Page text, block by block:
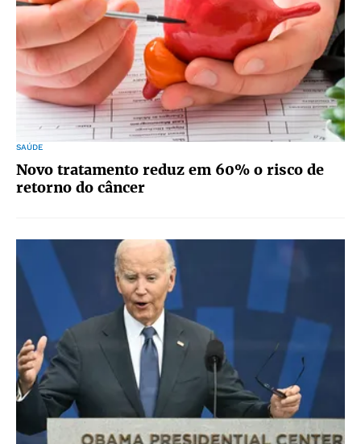
SAÚDE
Novo tratamento reduz em 60% o risco de
retorno do câncer